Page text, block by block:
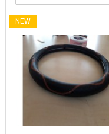
NEW